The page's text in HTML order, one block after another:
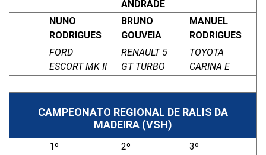
ANDRADE
NUNO
RODRIGUES
BRUNO
GOUVEIA
MANUEL
RODRIGUES
FORD
ESCORT MK II
RENAULT 5
GT TURBO
TOYOTA
CARINA E
CAMPEONATO REGIONAL DE RALIS DA
MADEIRA (VSH)
1º 2º
3º